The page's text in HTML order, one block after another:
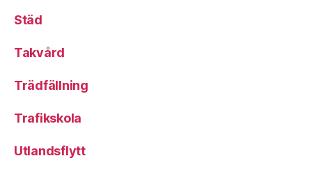
Städ
Takvård
Trädfällning
Trafikskola
Utlandsflytt